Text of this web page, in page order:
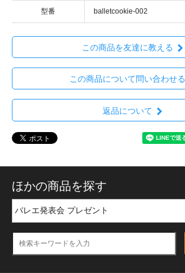
型番 balletcookie-002
この商品を友達に教える
この商品について問い合わせる
返品について
ほかの商品を探す